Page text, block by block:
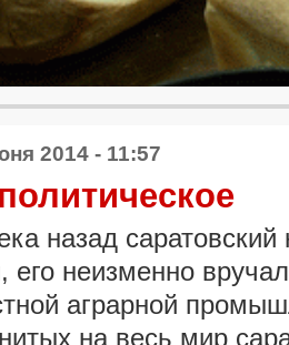
2014 - 11:57
назад
его неизменно
аграрной
на весь мир